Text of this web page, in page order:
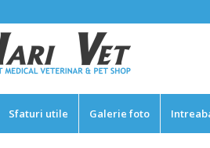
Sfaturi utile Galerie foto